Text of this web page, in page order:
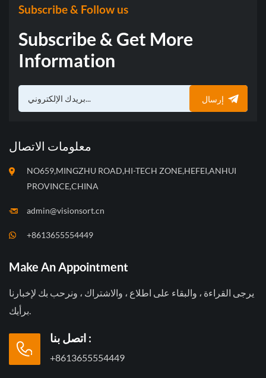
Subscribe & Follow us
Subscribe & Get More
Information
إرسال
معلومات الاتصال
NO659,MINGZHU ROAD,HI-TECH ZONE,HEFEI,ANHUI
PROVINCE,CHINA
admin@visionsort.cn
+8613655554449
Make An Appointment
يرجى القراءة ، والبقاء على اطلاع ، والاشتراك ، ونرحب بك لإخبارنا
برأيك.
اتصل بنا :
+8613655554449